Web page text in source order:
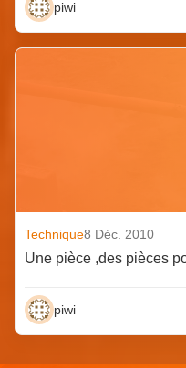
piwi
Technique8 Déc. 2010
Une pièce ,des pièces
piwi